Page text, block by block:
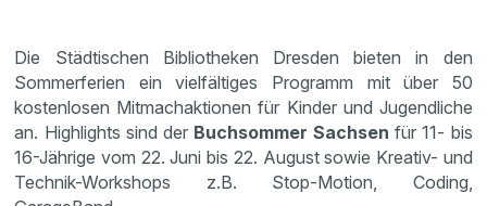
Die Städtischen Bibliotheken Dresden bieten in den
Sommerferien ein vielfältiges Programm mit über 50
kostenlosen Mitmachaktionen für Kinder und Jugendliche
an. Highlights sind der Buchsommer Sachsen für 11- bis
16-Jährige vom 22. Juni bis 22. August sowie Kreativ- und
Technik-Workshops z.B. Stop-Motion, Coding,